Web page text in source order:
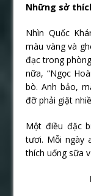
Những sở
Nhìn Quốc
màu vàng và
đạc trong
nữa, “Ngọc
bò. Anh bảo,
đỡ phải giặt
Một điều đặc
tươi. Mỗi ngày
thích uống sữa